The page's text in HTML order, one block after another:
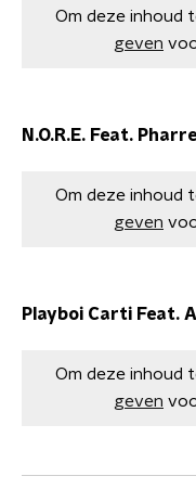
Om deze inhoud
geven
N.O.R.E. Feat.
Om deze inhoud
geven
Playboi Carti Feat.
Om deze inhoud
geven